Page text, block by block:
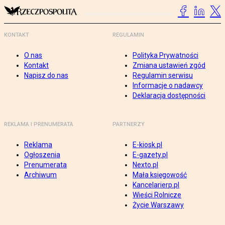
KONTAKT
O nas
Kontakt
Napisz do nas
REGULAMIN
Polityka Prywatności
Zmiana ustawień zgód
Regulamin serwisu
Informacje o nadawcy
Deklaracja dostępności
REKLAMA I PRENUMERATA
Reklama
Ogłoszenia
Prenumerata
Archiwum
PARTNERZY
E-kiosk.pl
E-gazety.pl
Nexto.pl
Mała księgowość
Kancelarierp.pl
Wieści Rolnicze
Życie Warszawy